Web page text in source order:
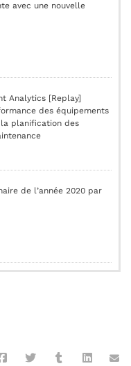
avec une nouvelle
Analytics [Replay]
des équipements
planification des
de l’année 2020 par